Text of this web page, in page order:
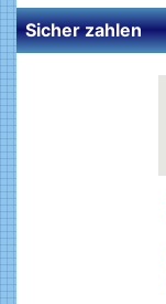
Sicher zahlen